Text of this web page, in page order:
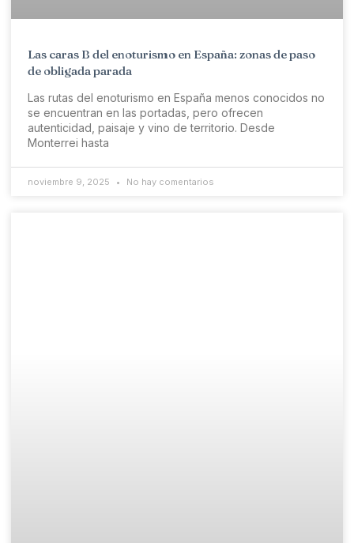
Las caras B del enoturismo en España: zonas de paso
de obligada parada
Las rutas del enoturismo en España menos conocidos no
se encuentran en las portadas, pero ofrecen
autenticidad, paisaje y vino de territorio. Desde
Monterrei hasta
noviembre 9, 2025 No hay comentarios